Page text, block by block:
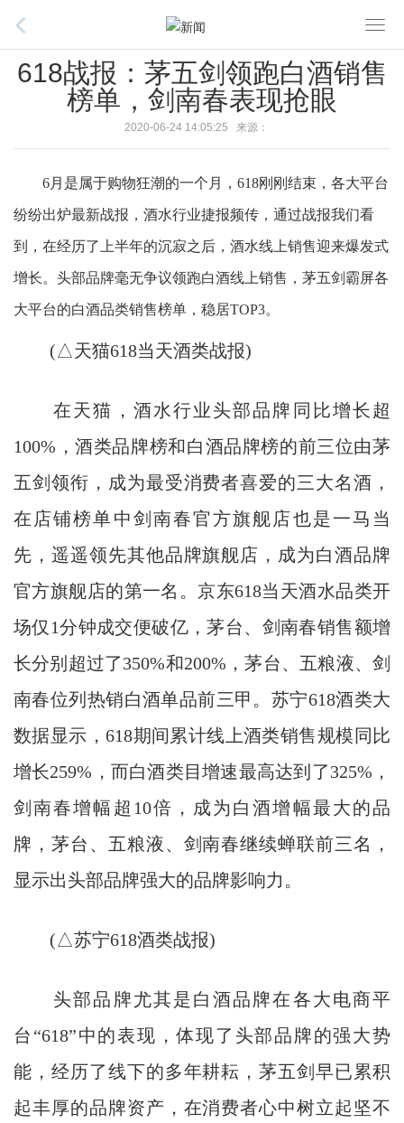
o
g
a
618战报：茅五剑领跑白酒销售
榜单，剑南春表现抢眼
2020-06-24 14:05:25 来源：
6月是属于购物狂潮的一个月，618刚刚结束，各大平台
纷纷出炉最新战报，酒水行业捷报频传，通过战报我们看
到，在经历了上半年的沉寂之后，酒水线上销售迎来爆发式
增长。头部品牌毫无争议领跑白酒线上销售，茅五剑霸屏各
大平台的白酒品类销售榜单，稳居TOP3。
(△天猫618当天酒类战报)
在天猫，酒水行业头部品牌同比增长超
100%，酒类品牌榜和白酒品牌榜的前三位由茅
五剑领衔，成为最受消费者喜爱的三大名酒，
在店铺榜单中剑南春官方旗舰店也是一马当
先，遥遥领先其他品牌旗舰店，成为白酒品牌
官方旗舰店的第一名。京东618当天酒水品类开
场仅1分钟成交便破亿，茅台、剑南春销售额增
长分别超过了350%和200%，茅台、五粮液、剑
南春位列热销白酒单品前三甲。苏宁618酒类大
数据显示，618期间累计线上酒类销售规模同比
增长259%，而白酒类目增速最高达到了325%，
剑南春增幅超10倍，成为白酒增幅最大的品
牌，茅台、五粮液、剑南春继续蝉联前三名，
显示出头部品牌强大的品牌影响力。
(△苏宁618酒类战报)
头部品牌尤其是白酒品牌在各大电商平
台“618”中的表现，体现了头部品牌的强大势
能，经历了线下的多年耕耘，茅五剑早已累积
起丰厚的品牌资产，在消费者心中树立起坚不